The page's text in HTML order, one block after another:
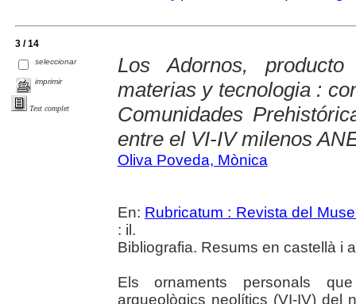
3 / 14
seleccionar
imprimir
Text complet
Los Adornos,
materias y tecnologia :
Comunidades
entre el VI-IV milenos
Oliva Poveda, Mònica
En: Rubricatum : Revista del
: il.
Bibliografia. Resums en castellà i
Els ornaments personals
arqueològics neolítics (VI-IV) del